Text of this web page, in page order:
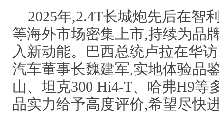
2025年,2.4T长城炮先后在智
等海外市场密集上市,持续为品
入新动能。巴西总统卢拉在华
汽车董事长魏建军,实地体验品
山、坦克300 Hi4-T、哈弗H9等
品实力给予高度评价,希望尽快